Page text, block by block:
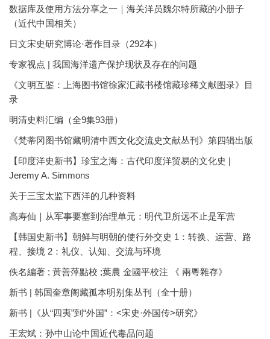
数据库及使用方法分享之一｜海关洋员魏尔特所藏的小册子
（近代中国相关）
日文宋史研究博论·著作目录（292本）
专家视点 | 我国海洋遗产保护现状及存在的问题
《文明互鉴：上海图书馆徐家汇藏书楼馆藏珍稀文献图录》目
录
明清史料汇编（全9集93册）
《梵蒂冈图书馆藏明清中西文化交流史文献丛刊》第四辑出版
【印度洋史新书】珍宝之海：古代印度洋贸易的文化史 |
Jeremy A. Simmons
关于三宝太监下西洋的几种资料
高寿仙｜从军事要塞到治理单元：明代卫所远不止是军营
【韩国史新书】朝鲜与明朝的使行外交史 1：转换、运营、路
程、接境 2：礼仪、认知、交流与环境
佚名編著 ; 黃善萍點校 ;葉農 金國平校注 《 兩粵雜存》
新书 | 韩国奎章阁藏孤本明别集丛刊（全十册）
新书 |《从“四夷”到“外国”：<宋史·外国传>研究》
王宏斌：孙中山论中国近代毒品问题